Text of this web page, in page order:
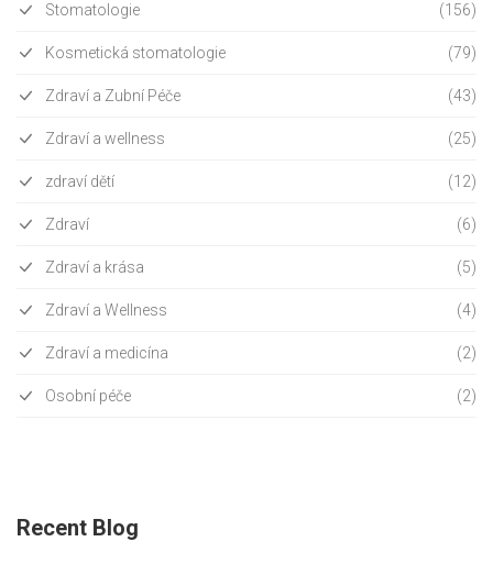
Stomatologie (156)
Kosmetická stomatologie (79)
Zdraví a Zubní Péče (43)
Zdraví a wellness (25)
zdraví dětí (12)
Zdraví (6)
Zdraví a krása (5)
Zdraví a Wellness (4)
Zdraví a medicína (2)
Osobní péče (2)
Recent Blog